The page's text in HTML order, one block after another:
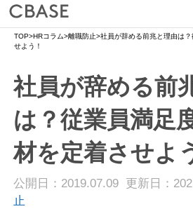
サービス
活用シーン
導入事例
セミナー情報
HRコラム
TOP>HRコラム>離職防止>社員が辞める前兆と理由は
せよう！
社員が辞める前
は？従業員満足
材を定着させよ
公開日：2019.07.09 更新日：
止